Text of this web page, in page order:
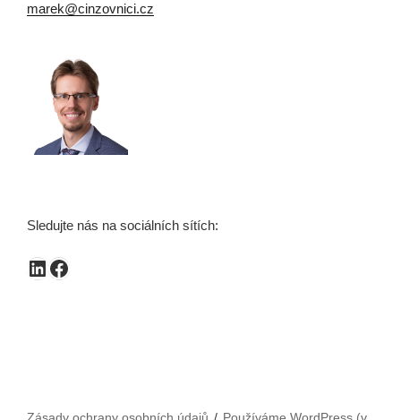
marek@cinzovnici.cz
Sledujte nás na sociálních sítích:
LinkedIn
Facebook